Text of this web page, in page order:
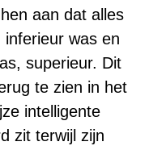
aan dat alles
was en
superieur. Dit
te zien in het
intelligente
zit terwijl zijn